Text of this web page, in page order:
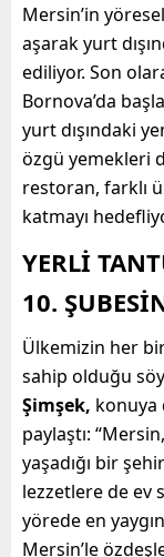
Mersin’in
aşarak yurt
ediliyor. Son
Bornova’da
yurt dışındaki
özgü yemekleri
restoran, farklı
katmayı
YERLİ
10.
Ülkemizin her
sahip olduğu
Şimşek, konuya
paylaştı:
yaşadığı bir
lezzetlere de ev
yörede en
Mersin’le